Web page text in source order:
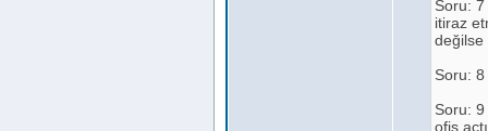
Soru: 7
itiraz
değilse
Soru: 8
Soru: 9
ofis